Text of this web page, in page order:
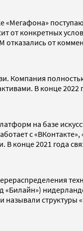
«Мегафона»
от конкретных
отказались от
Компания
В конце
на базе
с
конце 2021 года
«Билайн»)
структуры